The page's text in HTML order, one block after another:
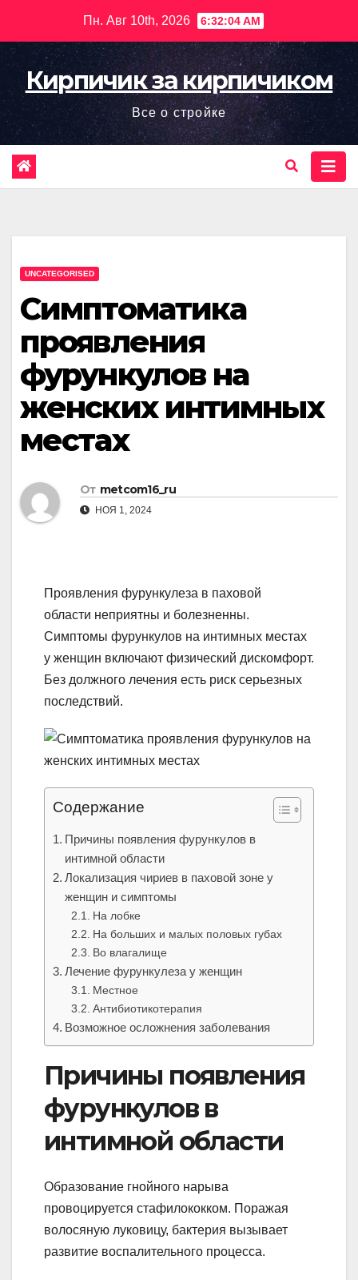
содержимому
Пн. Авг 10th, 2026 6:32:05 AM
Кирпичик за кирпичиком
Все о стройке
UNCATEGORISED
Симптоматика
проявления
фурункулов на
женских интимных
местах
От metcom16_ru
НОЯ 1, 2024
Проявления фурункулеза в паховой
области неприятны и болезненны.
Симптомы фурункулов на интимных местах
у женщин включают физический дискомфорт.
Без должного лечения есть риск серьезных
последствий.
Содержание
Причины появления фурункулов в
интимной области
Локализация чириев в паховой зоне у
женщин и симптомы
На лобке
На больших и малых половых губах
Во влагалище
Лечение фурункулеза у женщин
Местное
Антибиотикотерапия
Возможное осложнения заболевания
Причины появления
фурункулов в
интимной области
Образование гнойного нарыва
провоцируется стафилококком. Поражая
волосяную луковицу, бактерия вызывает
развитие воспалительного процесса.